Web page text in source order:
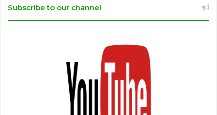
Subscribe to our channel